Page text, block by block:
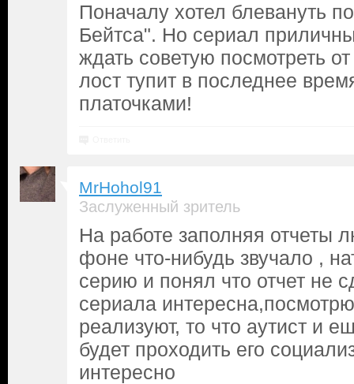
Поначалу хотел блевануть
Бейтса". Но сериал
ждать советую посмотреть
лост тупит в последнее
платочками!
MrHohol91
Заслуженный зритель
На работе заполняя отчеты
фоне что-нибудь звучало ,
серию и понял что отчет не
сериала
реализуют, то что аутист и
будет проходить его
интересно